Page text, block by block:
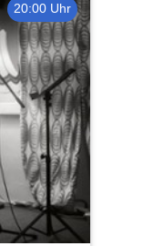
20:00 Uhr